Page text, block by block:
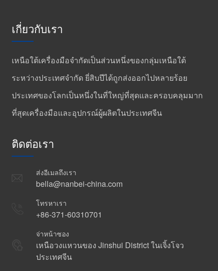
เกี่ยวกับเรา
เหนือใต้เครื่องมือจำกัดเป็นส่วนหนึ่งของกลุ่มเหนือใต้
ระหว่างประเทศจำกัด ยี่สิบปีได้ถูกส่งออกไปหลายร้อย
ประเทศของโลกเป็นหนึ่งในที่ใหญ่ที่สุดและครอบคลุมมาก
ที่สุดเครื่องมือและอุปกรณ์ผู้ผลิตในประเทศจีน
ติดต่อเรา
ส่งอีเมลถึงเรา
bella@nanbei-china.com
โทรหาเรา
+86-371-60310701
จ่าหน้าซอง
เหนือวงแหวนของ Jinshui District ในเจิ้งโจว
ประเทศจีน